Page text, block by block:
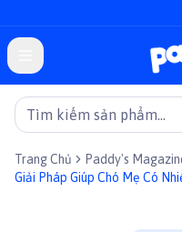
Trang Chủ Paddy's
Giải Pháp Giúp Chó Mẹ Có